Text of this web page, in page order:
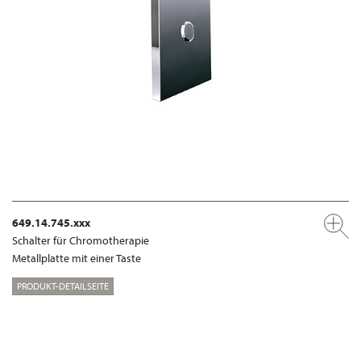
649.14.745.xxx
Schalter für Chromotherapie
Metallplatte mit einer Taste
PRODUKT-DETAILSEITE